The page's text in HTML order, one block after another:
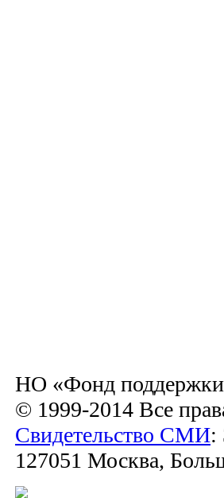
НО «Фонд поддержки
© 1999-2014 Все
Свидетельство СМИ:
127051 Москва,